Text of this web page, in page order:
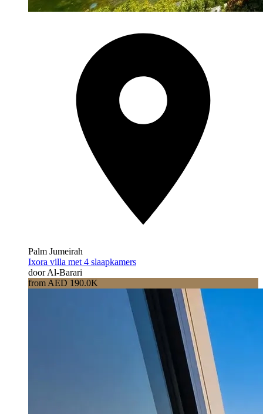
Palm Jumeirah
Ixora villa met 4 slaapkamers
door Al-Barari
from AED 190.0K